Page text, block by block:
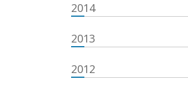
2014
2013
2012